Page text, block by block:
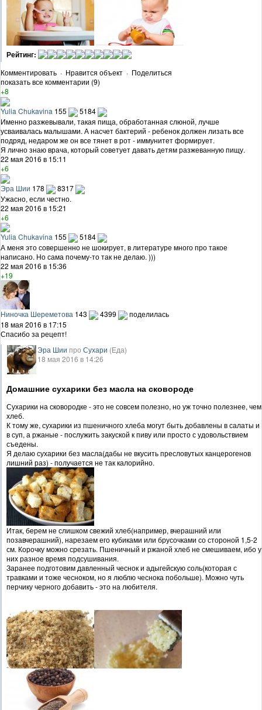
Рейтинг:
Комментировать · Нравится объект · Поделиться
показать все комментарии (9)
+8
Yulia Chukavina 155
5184
Именно разжевывали, такая пища, обработанная слюной, лучше
усваивалась малышами. А насчет бактерий - ребенок должен лизать все
подряд, недаром же он все тянет в рот - иммунитет формирует.
Я лично знаю врача, который советует давать детям разжеванную пищу.
22 мая 2016 в 15:11
+6
Эра Шии 178
8317
Ужасно, если честно.
22 мая 2016 в 15:21
+6
Yulia Chukavina 155
5184
А меня это совершенно не шокирует, в литературе много про такое
написано. Но сама почему-то так не делаю. )))
22 мая 2016 в 15:36
+19
Ниночка Шереметова 143 4399
поделилась
18 мая 2016 в 17:15
Спасибо за рецепт!
Эра Шии про Сухари (Еда)
18 мая 2016 в 14:26
Домашние сухарики без масла на сковороде
Сухарики на сковородке - это не совсем полезно, но уж точно полезнее, чем
хлеб.
К тому же, сухарики из пшеничного хлеба могут быть добавлены в салаты и
в суп, а ржаные - послужить закуской к пиву или просто с удовольствием
съедены.
Я делаю сухарики без масла(дабы не вкусить пресловутых канцерогенов
лишний раз) - получается не так калорийно.
Итак, берем не слишком свежий хлеб(например, вчерашний или
позавчерашний), нарезаем его кубиками или брусочками со стороной 1,5-2
см. Корочку можно срезать. Пшеничный и ржаной хлеб не смешиваем, ибо у
них разное время подсушивания.
Заранее подготовим давленный чеснок и адыгейскую соль(которая с
травками и тоже чесноком, но я люблю чеснока побольше). Можно чуть
перчику черного добавить - это на любителя.